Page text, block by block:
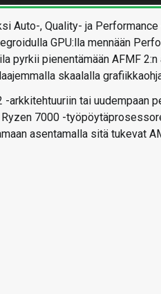
Auto-, Quality- ja
GPU:lla mennään
pyrkii pienentämään AFMF
skaalalla
tai uudempaan
7000 -
asentamalla sitä tukevat